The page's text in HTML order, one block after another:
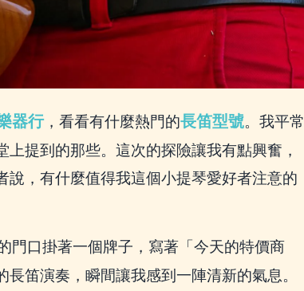
器行，看看有什麼熱門的長笛型號。我平常
提到的那些。這次的探險讓我有點興奮，
，有什麼值得我這個小提琴愛好者注意的
門口掛著一個牌子，寫著「今天的特價商
笛演奏，瞬間讓我感到一陣清新的氣息。